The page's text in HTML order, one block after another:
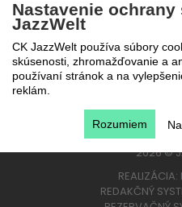
Po -
2026©
REALIZÁCIA:
REDAKČNÝ
Nastavenie ochrany
JazzWelt
CK JazzWelt používa súbory
skúsenosti, zhromažďovanie a
používaní stránok a na
reklám.
Rozumiem